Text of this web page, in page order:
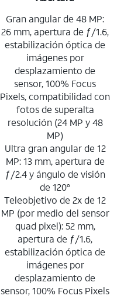
Gran angular de 48 MP:
26 mm, apertura de ƒ/1.6,
estabilización óptica de
imágenes por
desplazamiento de
sensor, 100% Focus
Pixels, compatibilidad con
fotos de superalta
resolución (24 MP y 48
MP)
Ultra gran angular de 12
MP: 13 mm, apertura de
ƒ/2.4 y ángulo de visión
de 120°
Teleobjetivo de 2x de 12
MP (por medio del sensor
quad pixel): 52 mm,
apertura de ƒ/1.6,
estabilización óptica de
imágenes por
desplazamiento de
sensor, 100% Focus Pixels